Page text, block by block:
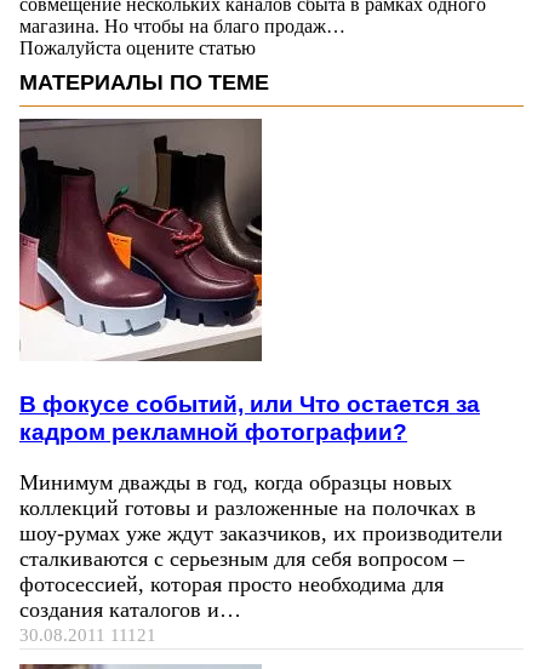
магазина. Но чтобы на благо продаж…
Пожалуйста оцените статью
МАТЕРИАЛЫ ПО ТЕМЕ
В фокусе событий, или Что остается за
кадром рекламной фотографии?
Минимум дважды в год, когда образцы новых
коллекций готовы и разложенные на полочках в
шоу-румах уже ждут заказчиков, их производители
сталкиваются с серьезным для себя вопросом –
фотосессией, которая просто необходима для
создания каталогов и…
30.08.2011 11121